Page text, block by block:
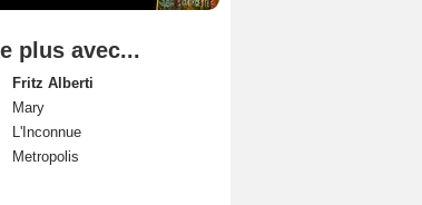
plus avec...
Fritz Alberti
Mary
L'Inconnue
Metropolis